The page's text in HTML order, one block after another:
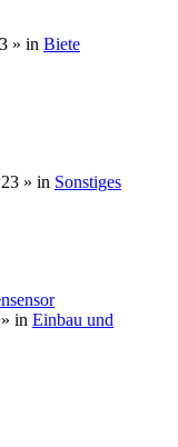
» in Biete
» in Sonstiges
» in Einbau und